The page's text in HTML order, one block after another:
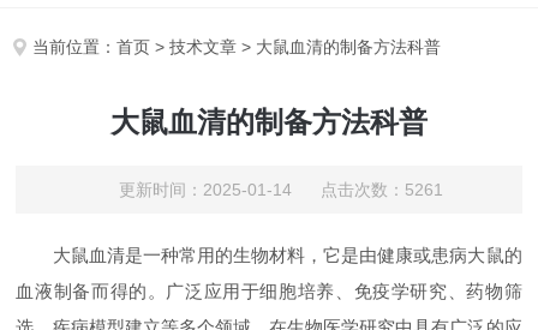
当前位置：首页 >技术文章 > 大鼠血清的制备方法科普
大鼠血清的制备方法科普
更新时间：2025-01-14 点击次数：5261
大鼠血清是一种常用的生物材料，它是由健康或患病大鼠的
血液制备而得的。广泛应用于细胞培养、免疫学研究、药物筛